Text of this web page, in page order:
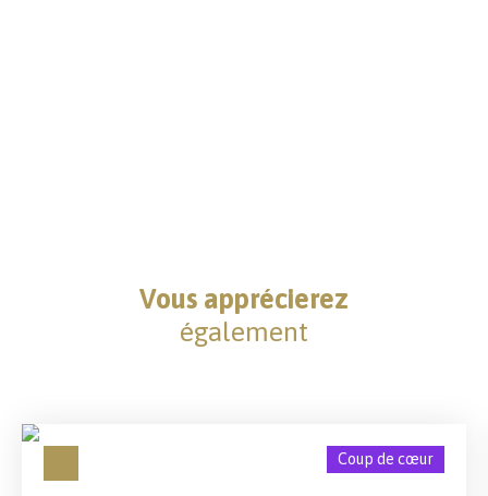
Vous apprécierez
également
Coup de cœur